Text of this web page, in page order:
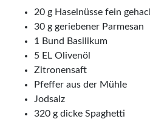
20 g Haselnüsse fein
30 g geriebener Parmesan
1 Bund Basilikum
5 EL Olivenöl
Zitronensaft
Pfeffer aus der Mühle
Jodsalz
320 g dicke Spaghetti